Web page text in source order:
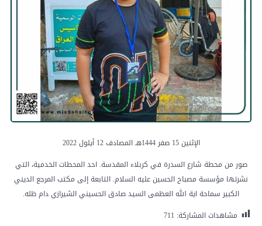
الإثنين 15 صفر 1444هـ المصادف 12 أيلول 2022
صور من محطة شارع السدرة في كربلاء المقدسة. احد المحطات الخدمية، التي
نشرتها مؤسسة مصباح الحسين عليه السلام. التابعة إلى مكتب المرجع الديني
الكبير سماحة اية الله العظمى السيد صادق الحسيني الشيرازي دام ظله.
مشاهدات المشاركة: 711